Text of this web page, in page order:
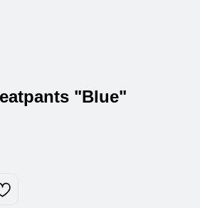
"Blue"